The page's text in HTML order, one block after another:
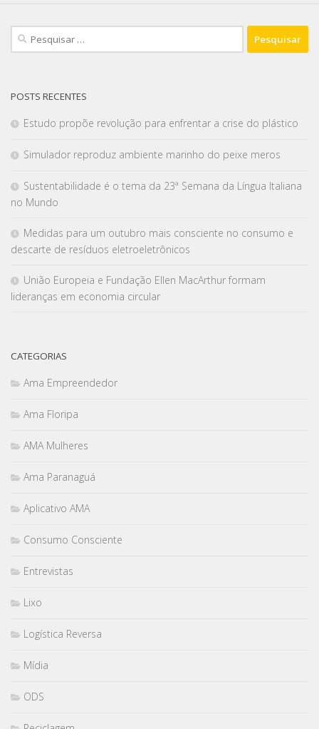
POSTS RECENTES
Estudo propõe revolução para enfrentar a crise do plástico
Simulador reproduz ambiente marinho do peixe meros
Sustentabilidade é o tema da 23ª Semana da Língua Italiana
no Mundo
Medidas para um outubro mais consciente no consumo e
descarte de resíduos eletroeletrônicos
União Europeia e Fundação Ellen MacArthur formam
lideranças em economia circular
CATEGORIAS
Ama Empreendedor
Ama Floripa
AMA Mulheres
Ama Paranaguá
Aplicativo AMA
Consumo Consciente
Entrevistas
Lixo
Logística Reversa
Mídia
ODS